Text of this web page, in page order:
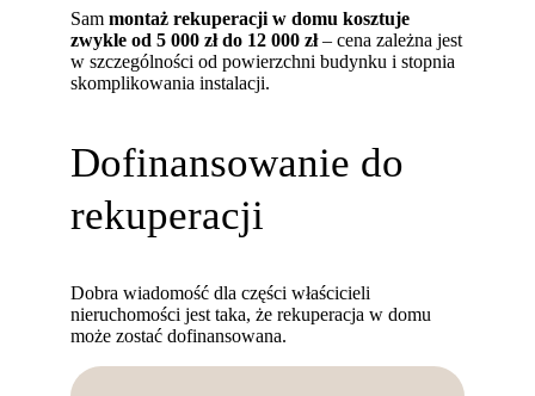
Sammontaż rekuperacji w domu kosztuje
zwykle od 5 000 zł do 12 000 zł– cena zależna jest
w szczególności od powierzchni budynku i stopnia
skomplikowania instalacji.
Dofinansowanie do
rekuperacji
Dobra wiadomość dla części właścicieli
nieruchomości jest taka, że rekuperacja w domu
może zostać dofinansowana.